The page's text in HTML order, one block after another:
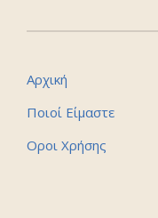
Αρχική
Ποιοί Είμαστε
Οροι Χρήσης